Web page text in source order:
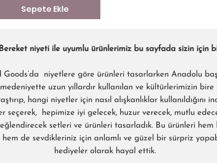
Sepete Ekle
niyeti ile uyumlu ürünlerimiz bu sayfada sizin için
Goods’da niyetlere göre ürünleri tasarlarken Anadolu
uzun yıllardır kullanılan ve kültürlerimizin bire
hangi niyetler için nasıl alışkanlıklar kullanıldığını
seçerek, hepimize iyi gelecek, huzur verecek, mutlu
setleri ve ürünleri tasarladık. Bu ürünleri hem
hem de sevdikleriniz için anlamlı ve güzel bir sürpriz
hediyeler olarak hayal ettik.